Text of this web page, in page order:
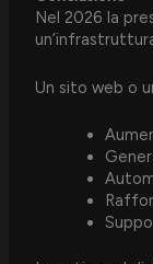
Nel 2026 la
Un sito web o